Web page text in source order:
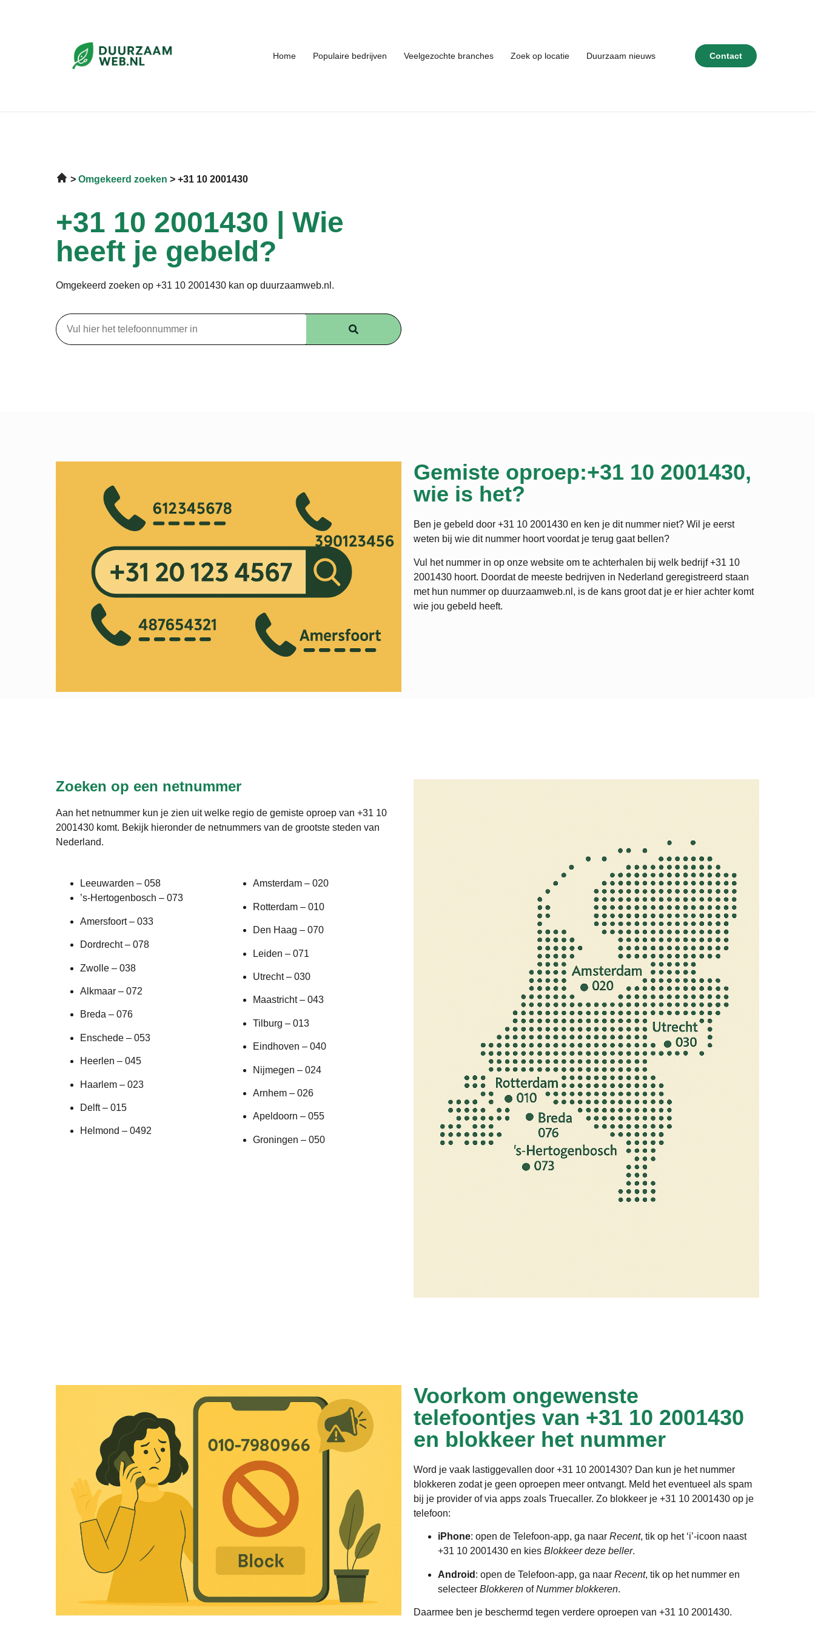
Home Populaire bedrijven Veelgezochte branches Zoek op locatie Duurzaam nieuws Contact
Omgekeerd zoeken +31 10 2001430
+31 10 2001430 | Wie
heeft je gebeld?
Omgekeerd zoeken op +31 10 2001430 kan op duurzaamweb.nl.
Gemiste oproep:+31 10 2001430,
wie is het?
Ben je gebeld door +31 10 2001430 en ken je dit nummer niet? Wil je eerst
weten bij wie dit nummer hoort voordat je terug gaat bellen?
Vul het nummer in op onze website om te achterhalen bij welk bedrijf+31 10
2001430 hoort. Doordat de meeste bedrijven in Nederland geregistreerd staan
met hun nummer op duurzaamweb.nl, is de kans groot dat je er hier achter komt
wie jou gebeld heeft.
Zoeken op een netnummer
Aan het netnummer kun je zien uit welke regio de gemiste oproep van +31 10
2001430 komt. Bekijk hieronder de netnummers van de grootste steden van
Nederland.
Leeuwarden – 058
’s-Hertogenbosch – 073
Amersfoort – 033
Dordrecht – 078
Zwolle – 038
Alkmaar – 072
Breda – 076
Enschede – 053
Heerlen – 045
Haarlem – 023
Delft – 015
Helmond – 0492
Amsterdam – 020
Rotterdam – 010
Den Haag – 070
Leiden – 071
Utrecht – 030
Maastricht – 043
Tilburg – 013
Eindhoven – 040
Nijmegen – 024
Arnhem – 026
Apeldoorn – 055
Groningen – 050
Voorkom ongewenste
telefoontjes van +31 10 2001430
en blokkeer het nummer
Word je vaak lastiggevallen door +31 10 2001430? Dan kun je het nummer
blokkeren zodat je geen oproepen meer ontvangt. Meld het eventueel als spam
bij je provider of via apps zoals Truecaller. Zo blokkeer je +31 10 2001430 op je
telefoon:
iPhone: open de Telefoon-app, ga naar Recent, tik op het ‘i’-icoon naast
+31 10 2001430 en kies Blokkeer deze beller.
Android : open de Telefoon-app, ga naar Recent, tik op het nummer en
selecteer Blokkeren ofNummer blokkeren.
Daarmee ben je beschermd tegen verdere oproepen van +31 10 2001430.